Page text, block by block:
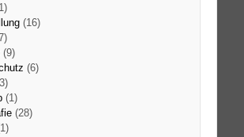
(16)
(9)
(6)
(1)
(28)